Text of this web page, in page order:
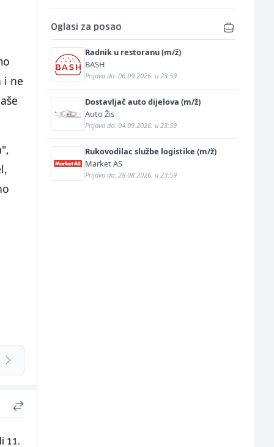
i ne
11.
Oglasi za posao
Radnik u restoranu (m/ž)
BASH
Prijava do: 06.09.2026. u 23:59
Dostavljač auto dijelova (m/ž)
Auto Žis
Prijava do: 04.09.2026. u 23:59
Rukovodilac službe logistike (m/ž)
Market AS
Prijava do: 28.08.2026. u 23:59